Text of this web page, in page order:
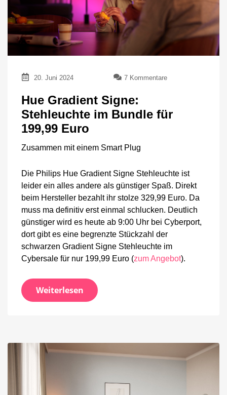
20. Juni 2024 7 Kommentarezu
Stehleuchte
Hue Gradient Signe:
Stehleuchte im Bundle für
199,99 Euro
Zusammen mit einem Smart Plug
Die Philips Hue Gradient Signe Stehleuchte ist
leider ein alles andere als günstiger Spaß. Direkt
beim Hersteller bezahlt ihr stolze 329,99 Euro. Da
muss ma definitiv erst einmal schlucken. Deutlich
günstiger wird es heute ab 9:00 Uhr bei Cyberport,
dort gibt es eine begrenzte Stückzahl der
schwarzen Gradient Signe Stehleuchte im
Cybersale für nur 199,99 Euro (zum Angebot).
Weiterlesen